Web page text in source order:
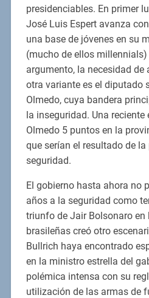
presidenciables. En primer
José Luis Espert avanza
una base de jóvenes en su
(mucho de ellos
argumento, la necesidad de
otra variante es el diputado
Olmedo, cuya bandera
la inseguridad. Una reciente
Olmedo 5 puntos en la
que serían el resultado de
seguridad.
El gobierno hasta ahora no
años a la seguridad como
triunfo de Jair Bolsonaro en
brasileñas creó otro
Bullrich haya encontrado
en la ministro estrella del
polémica intensa con su
utilización de las armas de